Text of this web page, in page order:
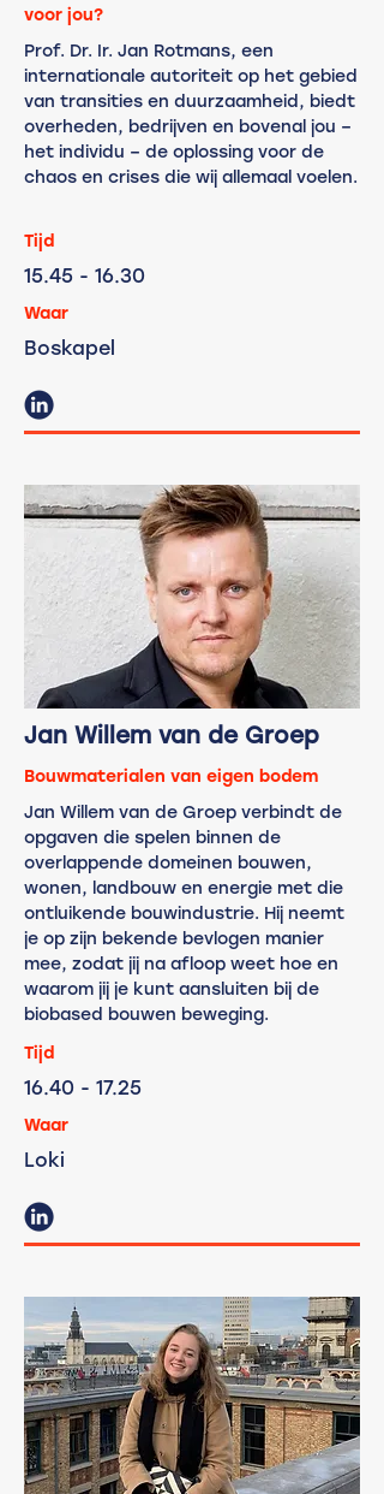
voor jou?
Prof. Dr. Ir. Jan Rotmans, een
internationale autoriteit op het gebied
van transities en duurzaamheid, biedt
overheden, bedrijven en bovenal jou –
het individu – de oplossing voor de
chaos en crises die wij allemaal voelen.
Tijd
15.45 - 16.30
Waar
Boskapel
Jan Willem van de Groep
Bouwmaterialen van eigen bodem
Jan Willem van de Groep verbindt de
opgaven die spelen binnen de
overlappende domeinen bouwen,
wonen, landbouw en energie met die
ontluikende bouwindustrie. Hij neemt
je op zijn bekende bevlogen manier
mee, zodat jij na afloop weet hoe en
waarom jij je kunt aansluiten bij de
biobased bouwen beweging.
Tijd
16.40 - 17.25
Waar
Loki